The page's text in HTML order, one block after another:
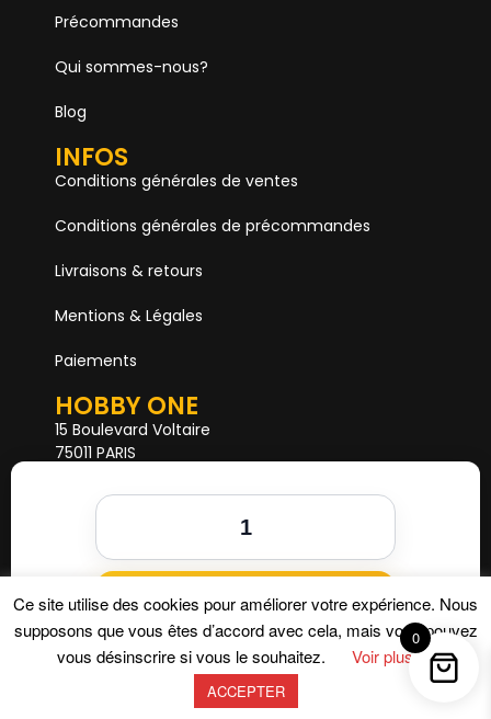
Ajouter au panier
Précommandes
Qui sommes-nous?
Blog
INFOS
Conditions générales de ventes
Conditions générales de précommandes
Livraisons & retours
Mentions & Légales
Paiements
HOBBY ONE
15 Boulevard Voltaire
75011 PARIS
Mail. hobby1shop@gmail.com
Tél. 01 402 11 402
NOUS SUIVRE
Hobby One © 2026 – Tous droits réservés
Ce site utilise des cookies pour améliorer votre expérience. Nous
supposons que vous êtes d’accord avec cela, mais vous pouvez
vous désinscrire si vous le souhaitez.
Voir plus
ACCEPTER
0